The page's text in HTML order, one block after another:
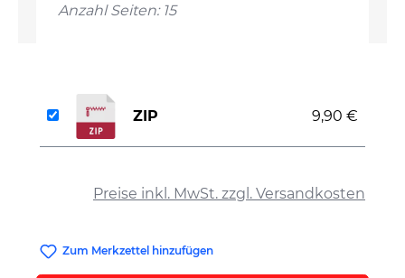
Anzahl Seiten: 15
Preise inkl. MwSt. zzgl. Versandkosten
ZIP 9,90 €
Zum Merkzettel hinzufügen